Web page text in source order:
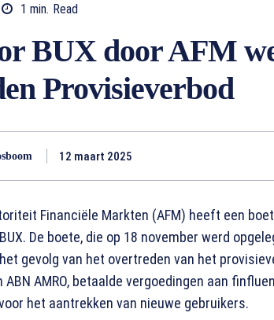
1 min. Read
BUX door AFM
Provisieverbod
12 maart 2025
Financiële Markten (AFM) heeft een
De boete, die op 18 november werd
gevolg van het overtreden van het
ABN AMRO, betaalde vergoedingen aan
het aantrekken van nieuwe gebruikers.